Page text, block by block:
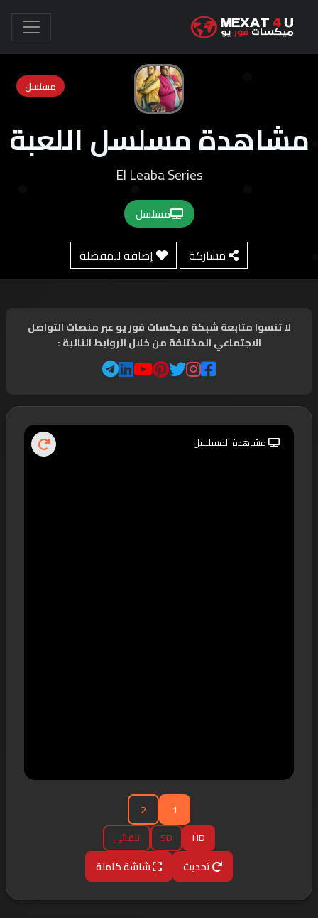
مشاهدة مسلسل اللعبة
El Leaba Series
مسلسل
مسلسل
مشاركة إضافة للمفضلة
لا تنسوا متابعة شبكة ميكسات فور يو عبر منصات التواصل
الاجتماعي المختلفة من خلال الروابط التالية :
مشاهدة المسلسل
1
2
HD
SD تلقائي
تحديث شاشة كاملة